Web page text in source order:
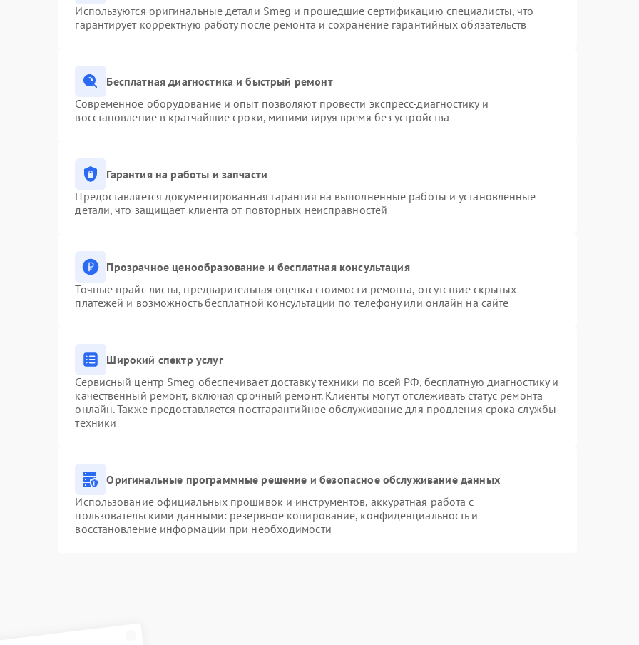
Используются оригинальные детали Smeg и прошедшие сертификацию специалисты, что
гарантирует корректную работу после ремонта и сохранение гарантийных обязательств
Бесплатная диагностика и быстрый ремонт
Современное оборудование и опыт позволяют провести экспресс-диагностику и
восстановление в кратчайшие сроки, минимизируя время без устройства
Гарантия на работы и запчасти
Предоставляется документированная гарантия на выполненные работы и установленные
детали, что защищает клиента от повторных неисправностей
Прозрачное ценообразование и бесплатная консультация
Точные прайс-листы, предварительная оценка стоимости ремонта, отсутствие скрытых
платежей и возможность бесплатной консультации по телефону или онлайн на сайте
Широкий спектр услуг
Сервисный центр Smeg обеспечивает доставку техники по всей РФ, бесплатную диагностику и
качественный ремонт, включая срочный ремонт. Клиенты могут отслеживать статус ремонта
онлайн. Также предоставляется постгарантийное обслуживание для продления срока службы
техники
Оригинальные программные решение и безопасное обслуживание данных
Использование официальных прошивок и инструментов, аккуратная работа с
пользовательскими данными: резервное копирование, конфиденциальность и
восстановление информации при необходимости